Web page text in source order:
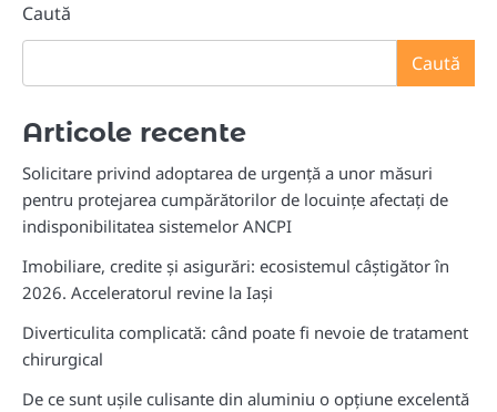
Caută
Caută
Articole recente
Solicitare privind adoptarea de urgență a unor măsuri
pentru protejarea cumpărătorilor de locuințe afectați de
indisponibilitatea sistemelor ANCPI
Imobiliare, credite și asigurări: ecosistemul câștigător în
2026. Acceleratorul revine la Iași
Diverticulita complicată: când poate fi nevoie de tratament
chirurgical
De ce sunt ușile culisante din aluminiu o opțiune excelentă